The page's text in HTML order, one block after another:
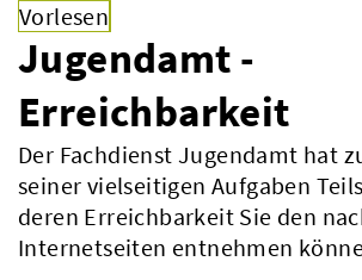
Vorlesen
Jugendamt -
Erreichbarkeit
Der Fachdienst Jugendamt hat
seiner vielseitigen Aufgaben
deren Erreichbarkeit Sie den
Internetseiten entnehmen